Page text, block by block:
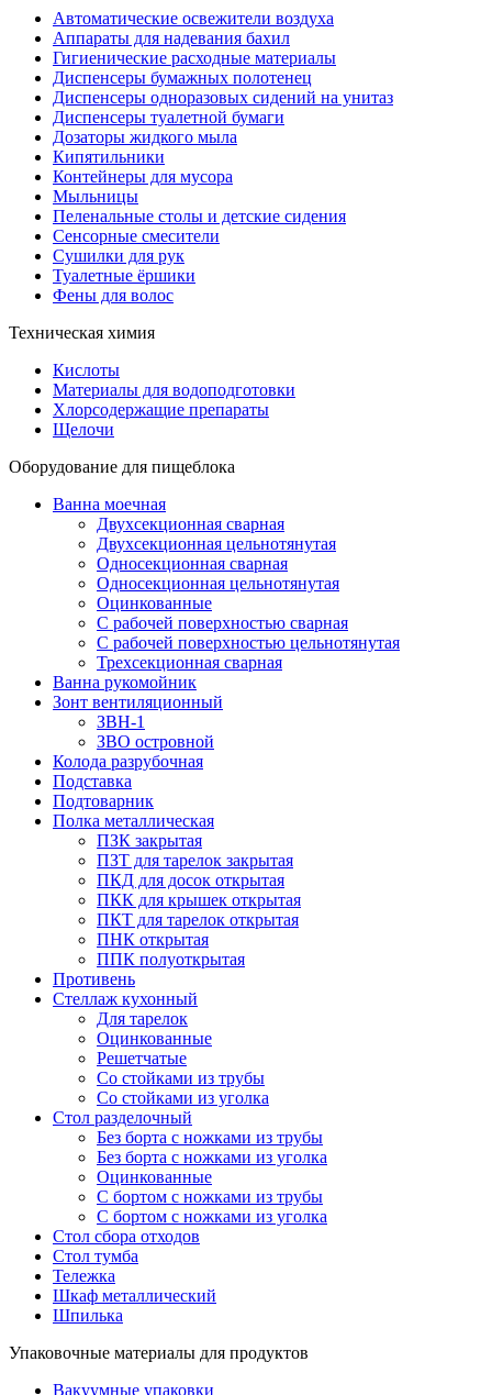
Автоматические освежители воздуха
Аппараты для надевания бахил
Гигиенические расходные материалы
Диспенсеры бумажных полотенец
Диспенсеры одноразовых сидений на унитаз
Диспенсеры туалетной бумаги
Дозаторы жидкого мыла
Кипятильники
Контейнеры для мусора
Мыльницы
Пеленальные столы и детские сидения
Сенсорные смесители
Сушилки для рук
Туалетные ёршики
Фены для волос
Техническая химия
Кислоты
Материалы для водоподготовки
Хлорсодержащие препараты
Щелочи
Оборудование для пищеблока
Ванна моечная
Двухсекционная сварная
Двухсекционная цельнотянутая
Односекционная сварная
Односекционная цельнотянутая
Оцинкованные
С рабочей поверхностью сварная
С рабочей поверхностью цельнотянутая
Трехсекционная сварная
Ванна рукомойник
Зонт вентиляционный
ЗВН-1
ЗВО островной
Колода разрубочная
Подставка
Подтоварник
Полка металлическая
ПЗК закрытая
ПЗТ для тарелок закрытая
ПКД для досок открытая
ПКК для крышек открытая
ПКТ для тарелок открытая
ПНК открытая
ППК полуоткрытая
Противень
Стеллаж кухонный
Для тарелок
Оцинкованные
Решетчатые
Со стойками из трубы
Со стойками из уголка
Стол разделочный
Без борта с ножками из трубы
Без борта с ножками из уголка
Оцинкованные
С бортом с ножками из трубы
С бортом с ножками из уголка
Стол сбора отходов
Стол тумба
Тележка
Шкаф металлический
Шпилька
Упаковочные материалы для продуктов
Вакуумные упаковки